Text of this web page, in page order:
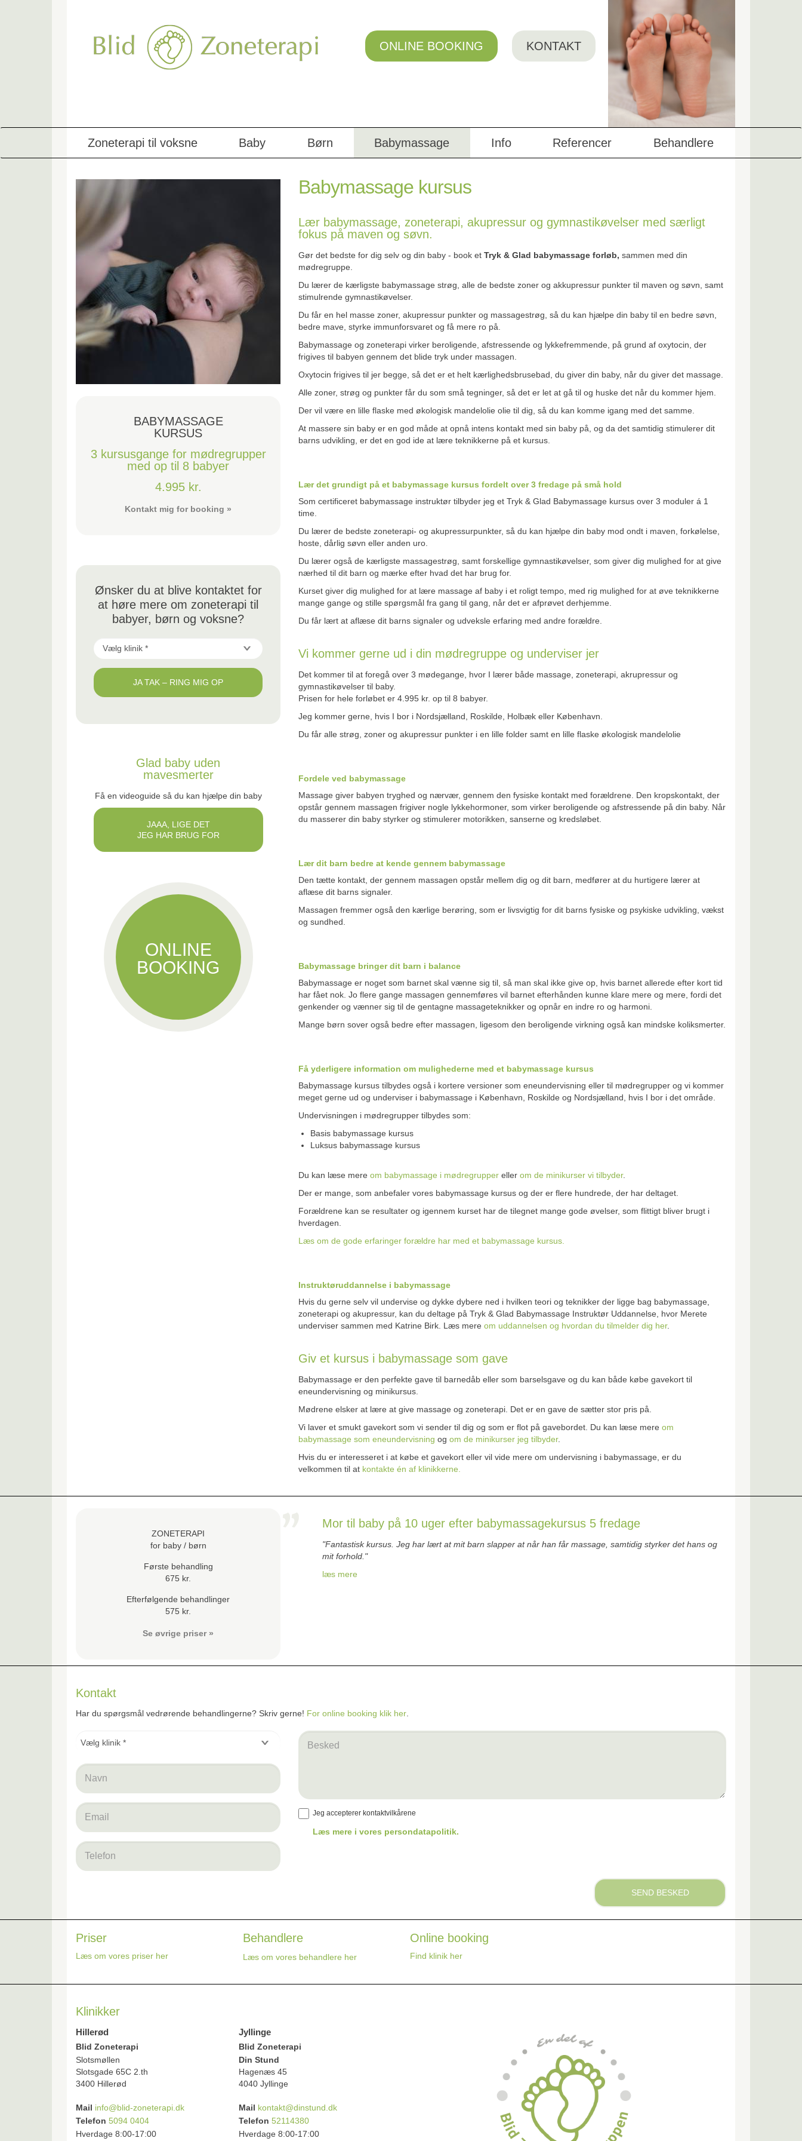
ONLINE BOOKING KONTAKT
Zoneterapi til voksne Baby Børn Babymassage Info Referencer Behandlere
Babymassage kursus
Lær babymassage, zoneterapi, akupressur og gymnastikøvelser med særligt
fokus på maven og søvn.
Gør det bedste for dig selv og din baby - book etTryk & Glad babymassage forløb,sammen med din
mødregruppe.
Du lærer de kærligste babymassage strøg, alle de bedste zoner og akkupressur punkter til maven og søvn, samt
stimulrende gymnastikøvelser.
Du får en hel masse zoner, akupressur punkter og massagestrøg, så du kan hjælpe din baby til en bedre søvn,
bedre mave, styrke immunforsvaret og få mere ro på.
Babymassage og zoneterapi virker beroligende, afstressende og lykkefremmende, på grund af oxytocin, der
frigives til babyen gennem det blide tryk under massagen.
Oxytocin frigives til jer begge, så det er et helt kærlighedsbrusebad, du giver din baby, når du giver det massage.
Alle zoner, strøg og punkter får du som små tegninger, så det er let at gå til og huske det når du kommer hjem.
Der vil være en lille flaske med økologisk mandelolie olie til dig, så du kan komme igang med det samme.
At massere sin baby er en god måde at opnå intens kontakt med sin baby på, og da det samtidig stimulerer dit
barns udvikling, er det en god ide at lære teknikkerne på et kursus.
Lær det grundigt på et babymassage kursus fordelt over 3 fredage på små hold
Som certificeret babymassage instruktør tilbyder jeg et Tryk & Glad Babymassage kursus over 3 moduler á 1
time.
Du lærer de bedste zoneterapi- og akupressurpunkter, så du kan hjælpe din baby mod ondt i maven, forkølelse,
hoste, dårlig søvn eller anden uro.
Du lærer også de kærligste massagestrøg, samt forskellige gymnastikøvelser, som giver dig mulighed for at give
nærhed til dit barn og mærke efter hvad det har brug for.
Kurset giver dig mulighed for at lære massage af baby i et roligt tempo, med rig mulighed for at øve teknikkerne
mange gange og stille spørgsmål fra gang til gang, når det er afprøvet derhjemme.
Du får lært at aflæse dit barns signaler og udveksle erfaring med andre forældre.
Vi kommer gerne ud i din mødregruppe og underviser jer
Det kommer til at foregå over 3 mødegange, hvor I lærer både massage, zoneterapi, akrupressur og
gymnastikøvelser til baby.
Prisen for hele forløbet er 4.995 kr. op til 8 babyer.
Jeg kommer gerne, hvis I bor i Nordsjælland, Roskilde, Holbæk eller København.
Du får alle strøg, zoner og akupressur punkter i en lille folder samt en lille flaske økologisk mandelolie
Fordele ved babymassage
Massage giver babyen tryghed og nærvær, gennem den fysiske kontakt med forældrene. Den kropskontakt, der
opstår gennem massagen frigiver nogle lykkehormoner, som virker beroligende og afstressende på din baby. Når
du masserer din baby styrker og stimulerer motorikken, sanserne og kredsløbet.
Lær dit barn bedre at kende gennem babymassage
Den tætte kontakt, der gennem massagen opstår mellem dig og dit barn, medfører at du hurtigere lærer at
aflæse dit barns signaler.
Massagen fremmer også den kærlige berøring, som er livsvigtig for dit barns fysiske og psykiske udvikling, vækst
og sundhed.
Babymassage bringer dit barn i balance
Babymassage er noget som barnet skal vænne sig til, så man skal ikke give op, hvis barnet allerede efter kort tid
har fået nok. Jo flere gange massagen gennemføres vil barnet efterhånden kunne klare mere og mere, fordi det
genkender og vænner sig til de gentagne massageteknikker og opnår en indre ro og harmoni.
Mange børn sover også bedre efter massagen, ligesom den beroligende virkning også kan mindske koliksmerter.
Få yderligere information om mulighederne med et babymassage kursus
Babymassage kursus tilbydes også i kortere versioner som eneundervisning eller til mødregrupper og vi kommer
meget gerne ud og underviser i babymassage i København, Roskilde og Nordsjælland, hvis I bor i det område.
Undervisningen i mødregrupper tilbydes som:
Basis babymassage kursus
Luksus babymassage kursus
Du kan læse mereom babymassage i mødregrupperellerom de minikurser vi tilbyder.
Der er mange, som anbefaler vores babymassage kursus og der er flere hundrede, der har deltaget.
Forældrene kan se resultater og igennem kurset har de tilegnet mange gode øvelser, som flittigt bliver brugt i
hverdagen.
Læs om de gode erfaringer forældre har med et babymassage kursus.
Instruktøruddannelse i babymassage
Hvis du gerne selv vil undervise og dykke dybere ned i hvilken teori og teknikker der ligge bag babymassage,
zoneterapi og akupressur, kan du deltage på Tryk & Glad Babymassage Instruktør Uddannelse, hvor Merete
underviser sammen med Katrine Birk. Læs mereom uddannelsen og hvordan du tilmelder dig her.
Giv et kursus i babymassage som gave
Babymassage er den perfekte gave til barnedåb eller som barselsgave og du kan både købe gavekort til
eneundervisning og minikursus.
Mødrene elsker at lære at give massage og zoneterapi. Det er en gave de sætter stor pris på.
Vi laver et smukt gavekort som vi sender til dig og som er flot på gavebordet. Du kan læse mereom
babymassage som eneundervisning ogom de minikurser jeg tilbyder.
Hvis du er interesseret i at købe et gavekort eller vil vide mere om undervisning i babymassage, er du
velkommen til at kontakte én af klinikkerne.
BABYMASSAGE
KURSUS
3 kursusgange for mødregrupper
med op til 8 babyer
4.995 kr.
Kontakt mig for booking »
Ønsker du at blive kontaktet for
at høre mere om zoneterapi til
babyer, børn og voksne?
klinik
*
JA TAK – RING MIG OP
Glad baby uden
mavesmerter
Få en videoguide så du kan hjælpe din baby
JAAA, LIGE DET
JEG HAR BRUG FOR
ONLINE
BOOKING
ZONETERAPI
for baby / børn
Første behandling
675 kr.
Efterfølgende behandlinger
575 kr.
Se øvrige priser »
Mor til baby på 10 uger efter babymassagekursus 5 fredage
"Fantastisk kursus. Jeg har lært at mit barn slapper at når han får massage, samtidig styrker det hans og
mit forhold."
læs mere
Kontakt
Har du spørgsmål vedrørende behandlingerne? Skriv gerne! For online booking klik her
klinik
*
Navn
email
BeskedJeg accepterer kontaktvilkårene
Læs mere i vores persondatapolitik.
SEND BESKED
Priser
Læs om vores priser her
Behandlere
Læs om vores behandlere her
Online booking
Find klinik her
Klinikker
Hillerød
Blid Zoneterapi
Slotsmøllen
Slotsgade 65C 2.th
3400 Hillerød
Mail info@blid-zoneterapi.dk
Telefon 5094 0404
Hverdage 8:00-17:00
Jyllinge
Blid Zoneterapi
Din Stund
Hagenæs 45
4040 Jyllinge
Mail kontakt@dinstund.dk
Telefon 52114380
Hverdage 8:00-17:00